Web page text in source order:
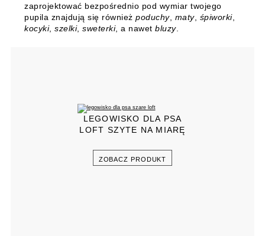
zaprojektować bezpośrednio pod wymiar twojego
pupila znajdują się równieżpoduchy, maty, śpiworki,
kocyki,szelki,sweterki, a nawetbluzy.
LEGOWISKO DLA PSA
LOFT SZYTE NA MIARĘ
ZOBACZ PRODUKT